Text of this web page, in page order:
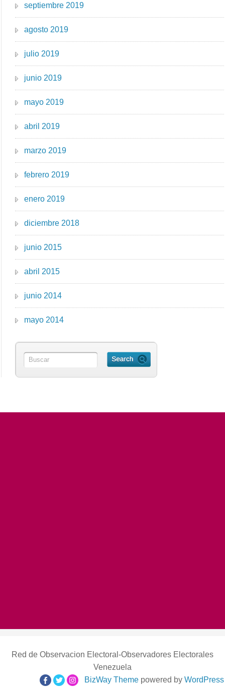
septiembre 2019
agosto 2019
julio 2019
junio 2019
mayo 2019
abril 2019
marzo 2019
febrero 2019
enero 2019
diciembre 2018
junio 2015
abril 2015
junio 2014
mayo 2014
Red de Observacion Electoral-Observadores Electorales
Venezuela
BizWay Themepowered by WordPress